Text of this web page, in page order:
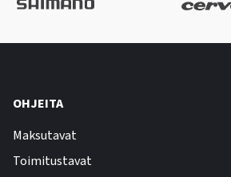
OHJEITA
Maksutavat
Toimitustavat